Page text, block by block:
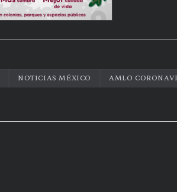
NOTICIAS MÉXICO
AMLO